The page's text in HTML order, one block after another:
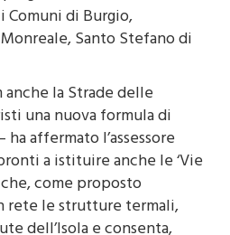
Comuni di Burgio,
Santo Stefano di
anche la Strade delle
una nuova formula di
affermato l’assessore
a istituire anche le ‘Vie
come proposto
rete le strutture termali,